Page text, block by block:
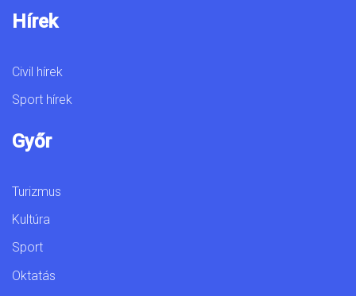
Hírek
Civil hírek
Sport hírek
Győr
Turizmus
Kultúra
Sport
Oktatás